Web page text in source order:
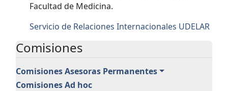
Comisiones
Comisiones Asesoras Permanentes
Comisiones Ad hoc
Facultad de Medicina.
Servicio de Relaciones Internacionales UDELAR